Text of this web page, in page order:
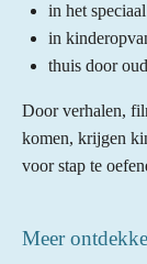
in het
in
thuis door
Door verhalen,
komen, krijgen
voor stap te
Meer